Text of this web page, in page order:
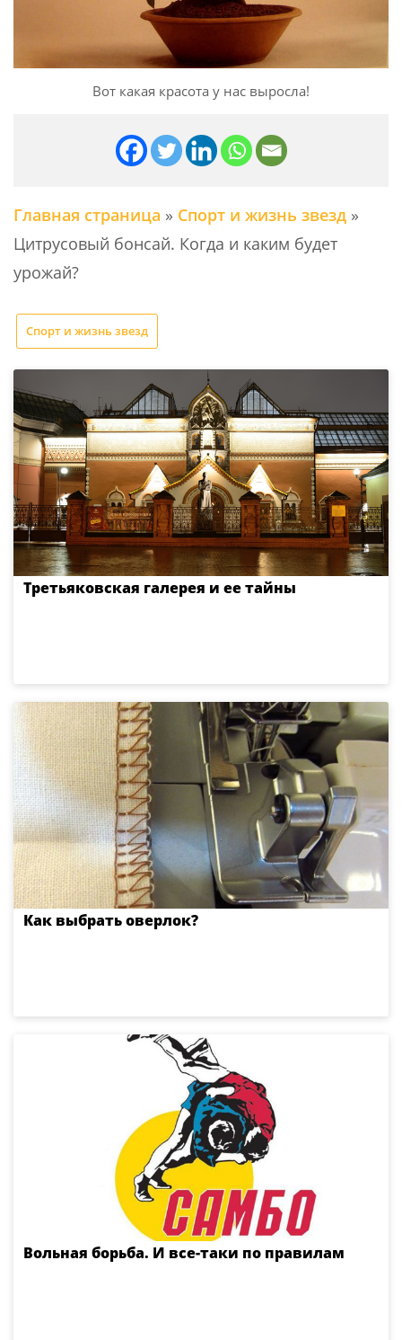
Вот какая красота у нас выросла!
Главная страница » Спорт и жизнь звезд »
Цитрусовый бонсай. Когда и каким будет
урожай?
Спорт и жизнь звезд
Третьяковская галерея и ее тайны
Как выбрать оверлок?
Вольная борьба. И все-таки по правилам